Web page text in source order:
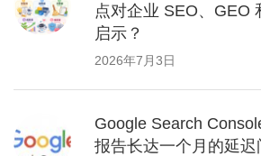
点对企业 SEO、GEO
启示？
2026年7月3日
Google Search
报告长达一个月的延迟